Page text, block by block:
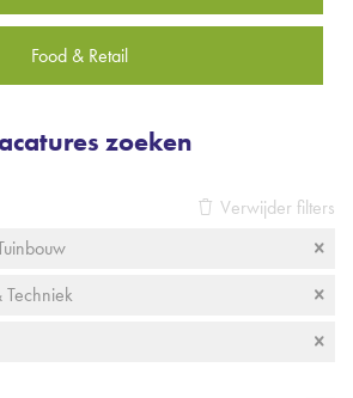
Food & Retail
zoeken
Verwijder filters
Techniek